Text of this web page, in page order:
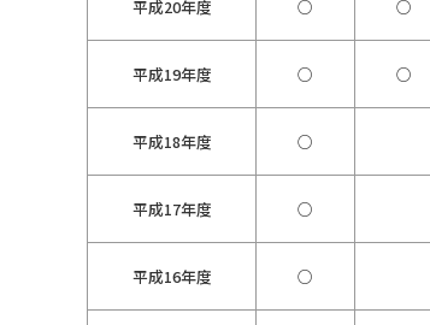
平成20年度 ○ ○
平成19年度 ○ ○
平成18年度 ○
平成17年度 ○
平成16年度 ○